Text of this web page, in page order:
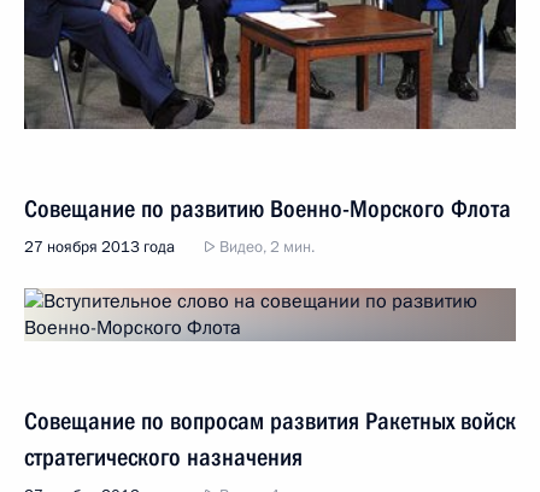
Совещание по развитию Военно-Морского Флота
27 ноября 2013 года Видео, 2 мин.
Совещание по вопросам развития Ракетных войск
стратегического назначения